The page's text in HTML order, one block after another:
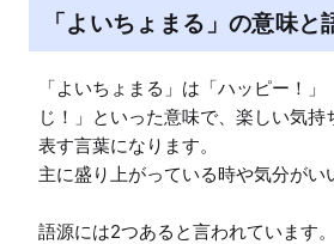
「よいちょまる」の意味と
「よいちょまる」は「ハッピー！
じ！」といった意味で、楽しい気持
表す言葉になります。
主に盛り上がっている時や気分がい
語源には2つあると言われています。